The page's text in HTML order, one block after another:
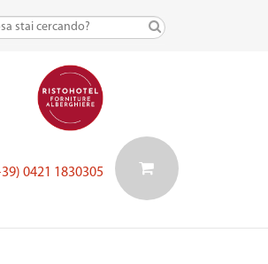
0421 1830305